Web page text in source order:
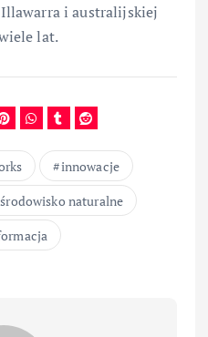
Illawarra i australijskiej
lat.
innowacje
środowisko naturalne